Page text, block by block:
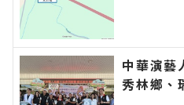
速的今日
訊！
中華演藝
秀林鄉、